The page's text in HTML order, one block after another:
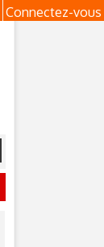
Connectez-vous